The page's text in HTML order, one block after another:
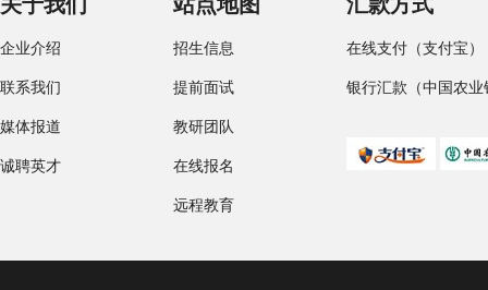
企业介绍
联系我们
媒体报道
诚聘英才
招生信息
提前面试
教研团队
在线报名
远程教育
在线支付（支付宝）
银行汇款（中国农业